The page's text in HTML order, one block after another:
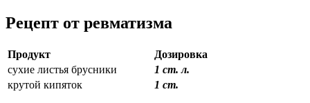
Рецепт от ревматизма
Продукт
Дозировка
сухие листья брусники
1 ст. л.
крутой кипяток
1 ст.